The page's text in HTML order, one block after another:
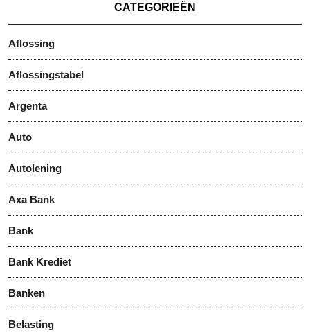
CATEGORIEËN
Aflossing
Aflossingstabel
Argenta
Auto
Autolening
Axa Bank
Bank
Bank Krediet
Banken
Belasting